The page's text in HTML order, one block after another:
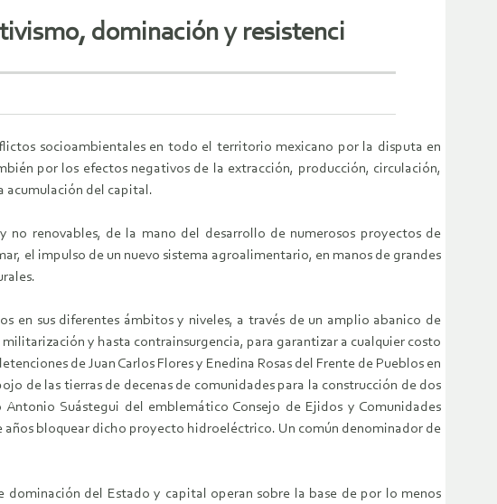
dominación y resistenci
socioambientales en todo el territorio mexicano por la disputa en
por los efectos negativos de la extracción, producción, circulación,
acumulación del capital.
renovables, de la mano del desarrollo de numerosos proyectos de
el impulso de un nuevo sistema agroalimentario, en manos de grandes
en sus diferentes ámbitos y niveles, a través de un amplio abanico de
y hasta contrainsurgencia, para garantizar a cualquier costo
de Juan Carlos Flores y Enedina Rosas del Frente de Pueblos en
de las tierras de decenas de comunidades para la construcción de dos
Suástegui del emblemático Consejo de Ejidos y Comunidades
años bloquear dicho proyecto hidroeléctrico. Un común denominador de
del Estado y capital operan sobre la base de por lo menos